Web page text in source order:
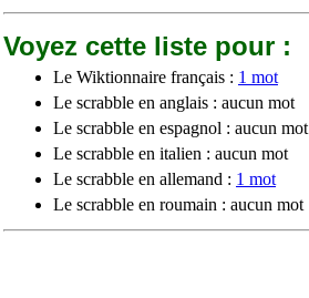
Voyez cette liste pour :
Le Wiktionnaire français : 1 mot
Le scrabble en anglais : aucun mot
Le scrabble en espagnol : aucun mot
Le scrabble en italien : aucun mot
Le scrabble en allemand : 1 mot
Le scrabble en roumain : aucun mot